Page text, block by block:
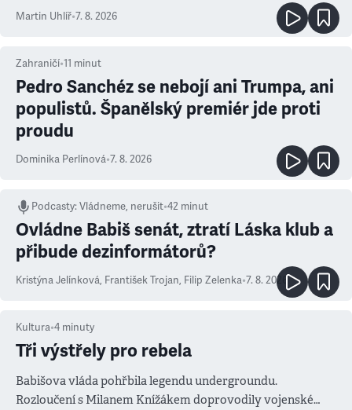
Martin Uhlíř•7. 8. 2026
Zahraničí•11 minut
Pedro Sanchéz se nebojí ani Trumpa, ani
populistů. Španělský premiér jde proti
proudu
Dominika Perlínová•7. 8. 2026
Podcasty:Vládneme, nerušit•42 minut
Ovládne Babiš senát, ztratí Láska klub a
přibude dezinformátorů?
Kristýna Jelínková, František Trojan, Filip Zelenka•7. 8. 2026
Kultura•4 minuty
Tři výstřely pro rebela
Babišova vláda pohřbila legendu undergroundu.
Rozloučení s Milanem Knížákem doprovodily vojenské